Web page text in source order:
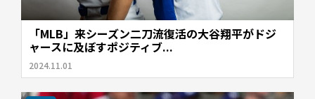
「MLB」来シーズン二刀流復活の大谷翔平がドジ
ャースに及ぼすポジティブ...
2024.11.01